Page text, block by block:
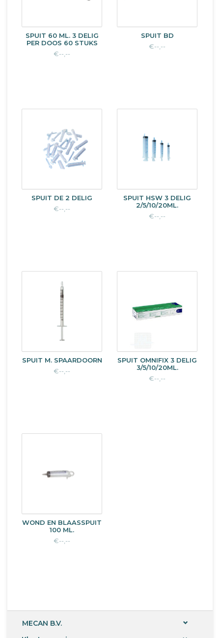
SPUIT 60 ML. 3 DELIG
PER DOOS 60 STUKS
€--,--
SPUIT BD
€--,--
SPUIT DE 2 DELIG
€--,--
SPUIT HSW 3 DELIG
2/5/10/20ML.
€--,--
SPUIT M. SPAARDOORN
€--,--
SPUIT OMNIFIX 3 DELIG
3/5/10/20ML.
€--,--
WOND EN BLAASSPUIT
100 ML.
€--,--
MECAN B.V.